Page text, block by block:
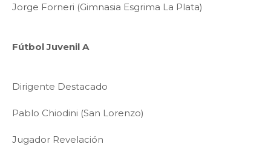
Jorge Forneri (Gimnasia Esgrima La Plata)
Fútbol Juvenil A
Dirigente Destacado
Pablo Chiodini (San Lorenzo)
Jugador Revelación